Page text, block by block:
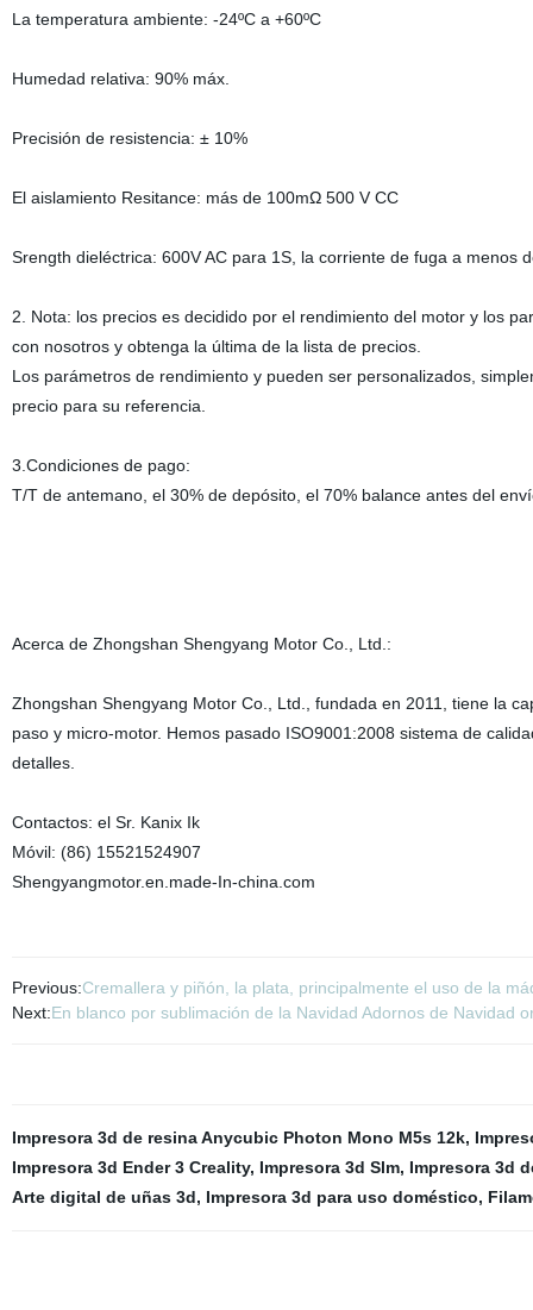
La temperatura ambiente: -24ºC a +60ºC
Humedad relativa: 90% máx.
Precisión de resistencia: ± 10%
El aislamiento Resitance: más de 100mΩ 500 V CC
Srength dieléctrica: 600V AC para 1S, la corriente de fuga a menos
2. Nota: los precios es decidido por el rendimiento del motor y los
con nosotros y obtenga la última de la lista de precios.
Los parámetros de rendimiento y pueden ser personalizados,
precio para su referencia.
3.Condiciones de pago:
T/T de antemano, el 30% de depósito, el 70% balance antes del
Acerca de Zhongshan Shengyang Motor Co., Ltd.:
Zhongshan Shengyang Motor Co., Ltd., fundada en 2011, tiene la
paso y micro-motor. Hemos pasado ISO9001:2008 sistema de
detalles.
Contactos: el Sr. Kanix Ik
Móvil: (86) 15521524907
Shengyangmotor.en.made-In-china.com
Previous:Cremallera y piñón, la plata, principalmente el uso de la
Next:En blanco por sublimación de la Navidad Adornos de Navidad
Impresora 3d de resina Anycubic Photon Mono M5s 12k,
Impresora 3d Ender 3 Creality, Impresora 3d Slm, Impresora 3d
Arte digital de uñas 3d, Impresora 3d para uso doméstico,